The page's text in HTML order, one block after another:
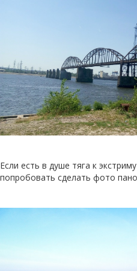
Если есть в душе тяга к
попробовать сделать фото